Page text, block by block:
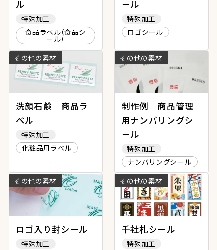
ル
特殊加工
食品ラベル（食品シ
ール）
ール
特殊加工
ロゴシール
その他の素材
洗顔石鹸 商品ラ
ベル
特殊加工
化粧品用ラベル
その他の素材
制作例 商品管理
用ナンバリングシ
ール
特殊加工
ナンバリングシール
その他の素材
ロゴ入り封シール
特殊加工
その他の素材
千社札シール
特殊加工